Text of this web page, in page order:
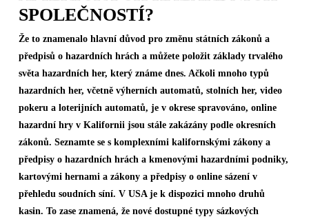
SPOLEČNOSTÍ?
Že to znamenalo hlavní důvod pro změnu státních zákonů a
předpisů o hazardních hrách a můžete položit základy trvalého
světa hazardních her, který známe dnes. Ačkoli mnoho typů
hazardních her, včetně výherních automatů, stolních her, video
pokeru a loterijních automatů, je v okrese spravováno, online
hazardní hry v Kalifornii jsou stále zakázány podle okresních
zákonů. Seznamte se s komplexními kalifornskými zákony a
předpisy o hazardních hrách a kmenovými hazardními podniky,
kartovými hernami a zákony a předpisy o online sázení v
přehledu soudních síní. V USA je k dispozici mnoho druhů
kasin. To zase znamená, že nové dostupné typy sázkových